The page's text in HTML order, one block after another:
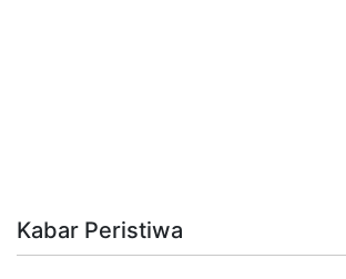
Kabar Peristiwa